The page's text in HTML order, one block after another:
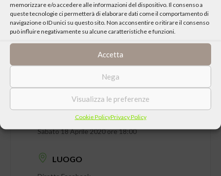
memorizzare e/o accedere alle informazioni del dispositivo. Il consenso a
queste tecnologie ci permetterà di elaborare dati come il comportamento di
navigazione o ID unici su questo sito. Non acconsentire o ritirare il consenso
può influire negativamente su alcune caratteristiche e funzioni.
Accetta
Nega
Visualizza le preferenze
Cookie PolicyPrivacy Policy
DATA
Sabato 18 Aprile 2020 ore 18:00
LUOGO